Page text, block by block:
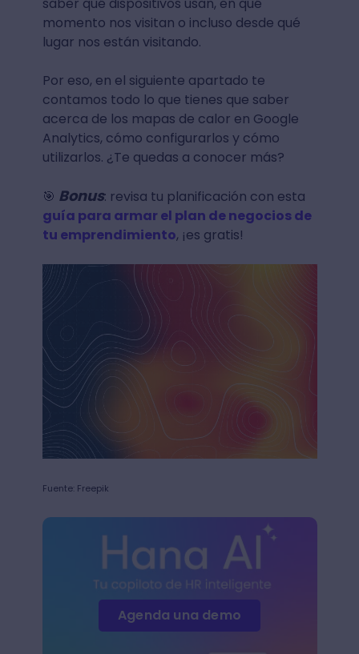
momento nos visitan o incluso desde qué
lugar nos están visitando.
Por eso, en el siguiente apartado te
contamos todo lo que tienes que saber
acerca de los mapas de calor en Google
Analytics, cómo configurarlos y cómo
utilizarlos. ¿Te quedas a conocer más?
🎯 Bonus: revisa tu planificación con esta
guía para armar el plan de negocios de
tu emprendimiento, ¡es gratis!
Fuente: Freepik
Agenda una demo